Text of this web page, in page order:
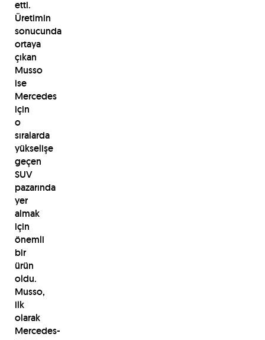
etti.
Üretimin
sonucunda
ortaya
çıkan
Musso
ise
Mercedes
için
o
sıralarda
yükselişe
geçen
SUV
pazarında
yer
almak
için
önemli
bir
ürün
oldu.
Musso,
ilk
olarak
Mercedes-